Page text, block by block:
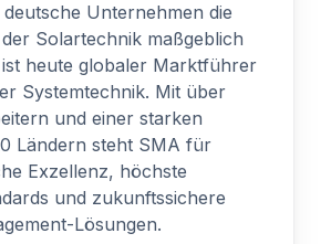
deutsche Unternehmen die
Solartechnik maßgeblich
heute globaler Marktführer
Systemtechnik. Mit über
und einer starken
Ländern steht SMA für
Exzellenz, höchste
und zukunftssichere
Lösungen.